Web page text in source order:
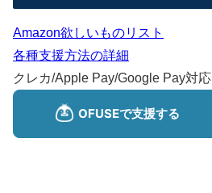
Amazon欲しいものリスト
各種支援方法の詳細
クレカ/Apple Pay/Google Pay対応